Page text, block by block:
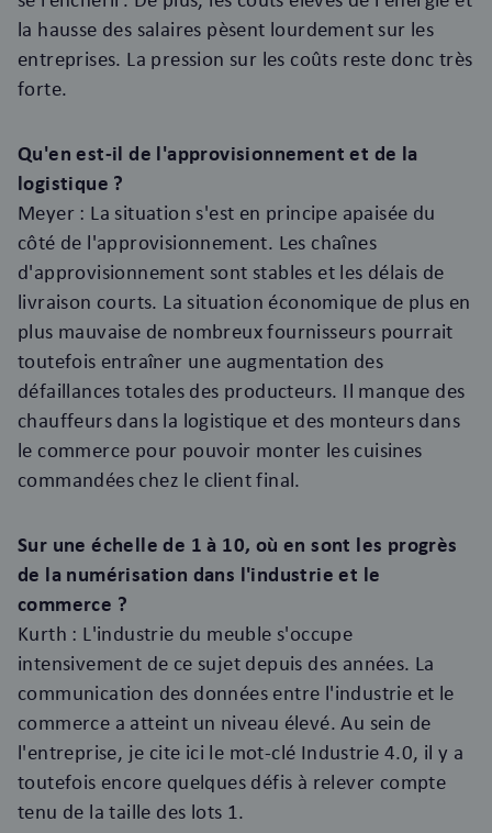
la hausse des salaires pèsent lourdement sur les
entreprises. La pression sur les coûts reste donc très
forte.
Qu'en est-il de l'approvisionnement et de la
logistique ?
Meyer : La situation s'est en principe apaisée du
côté de l'approvisionnement. Les chaînes
d'approvisionnement sont stables et les délais de
livraison courts. La situation économique de plus en
plus mauvaise de nombreux fournisseurs pourrait
toutefois entraîner une augmentation des
défaillances totales des producteurs. Il manque des
chauffeurs dans la logistique et des monteurs dans
le commerce pour pouvoir monter les cuisines
commandées chez le client final.
Sur une échelle de 1 à 10, où en sont les progrès
de la numérisation dans l'industrie et le
commerce ?
Kurth : L'industrie du meuble s'occupe
intensivement de ce sujet depuis des années. La
communication des données entre l'industrie et le
commerce a atteint un niveau élevé. Au sein de
l'entreprise, je cite ici le mot-clé Industrie 4.0, il y a
toutefois encore quelques défis à relever compte
tenu de la taille des lots 1.